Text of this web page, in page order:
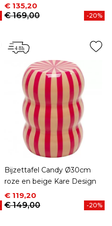
Prijs
€ 135,20
Normale prijs
€ 169,00
-20%
Bijzettafel Candy Ø30cm
roze en beige Kare Design
Prijs
€ 119,20
Normale prijs
€ 149,00
-20%